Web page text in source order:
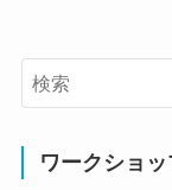
ワークショ